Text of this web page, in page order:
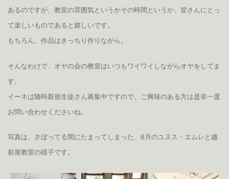
あるのですが、教室の雰囲気というかその時間というか、皆さんにとっ
て楽しいものであると嬉しいです。
もちろん、作品はきっちり作りながら。
そんなわけで、オヤの会の教室はいつもワイワイしながらオヤをしてま
す。
イーネは随時新規生徒さん募集中ですので、ご興味のある方は是非一度
お問い合わせくださいね。
写真は、さぼってる間にたまってしまった、6月のユヌス・エムレと越
前屋教室の様子です。